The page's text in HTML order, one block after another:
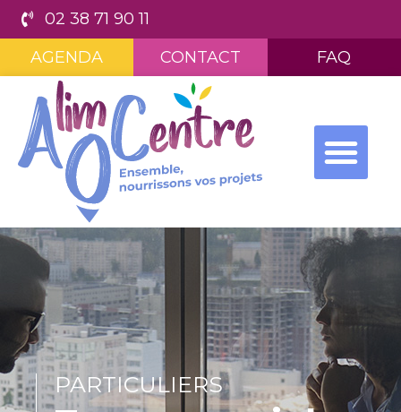
02 38 71 90 11
AGENDA
CONTACT FAQ
PARTICULIERS